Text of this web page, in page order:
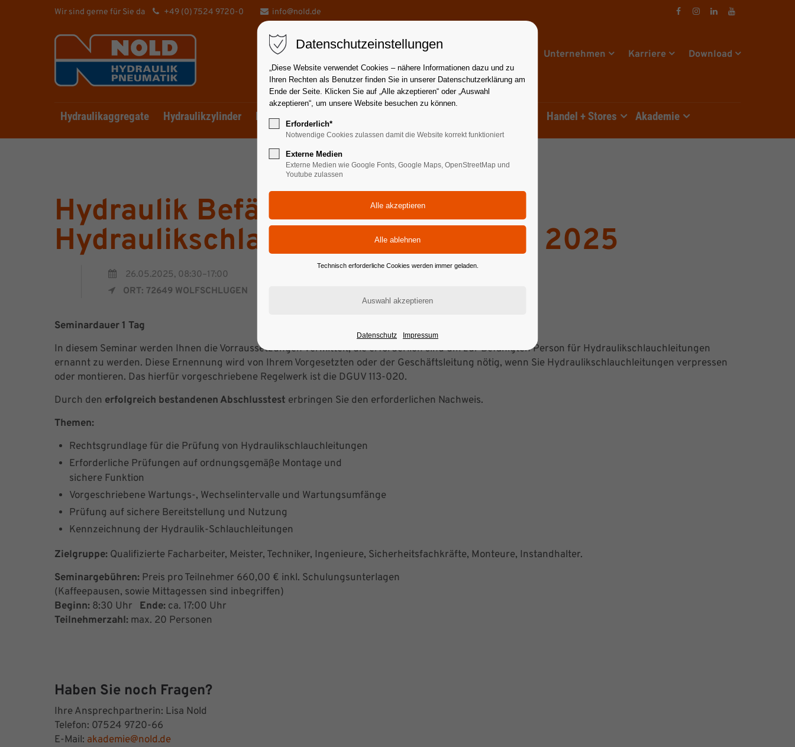
Wir sind gerne für Sie da +49 (0) 7524 9720-0 info@nold.de
Hydraulikaggregate Hydraulikzylinder Hydraulikrohre Handel + Stores Akademie
Unternehmen Karriere Download
Hydraulik Befähigte Person
Hydraulikschlauchleitung | 26. Mai 2025
26.05.2025, 08:30–17:00
ORT: 72649 WOLFSCHLUGEN
Seminardauer 1 Tag
In diesem Seminar werden Ihnen die Vorraussetzungen vermittelt, die erforderlich sind um zur Befähigten Person für Hydraulikschlauch­leitungen
ernannt zu werden. Diese Ernennung wird von Ihrem Vorgesetzten oder der Geschäftsleitung nötig, wenn Sie Hydraulikschlauch­leitungen verpressen
oder montieren. Das hierfür vorgeschriebene Regelwerk ist die DGUV 113-020.
Durch den erfolgreich bestandenen Abschlusstest erbringen Sie den erforderlichen Nachweis.
Themen:
Rechtsgrundlage für die Prüfung von Hydraulikschlauchleitungen
Erforderliche Prüfungen auf ordnungsgemäße Montage und
sichere Funktion
Vorgeschriebene Wartungs-, Wechselintervalle und ­Wartungs­umfänge
Prüfung auf sichere Bereitstellung und Nutzung
Kennzeichnung der Hydraulik-Schlauchleitungen
Zielgruppe: Qualifizierte Facharbeiter, Meister, Techniker, Ingenieure, Sicherheitsfachkräfte, Monteure, Instandhalter.
Seminargebühren: Preis pro Teilnehmer 660,00 € inkl. Schulungsunterlagen
(Kaffeepausen, sowie Mittagessen sind inbegriffen)
Beginn: 8:30 Uhr Ende: ca. 17:00 Uhr
Teilnehmerzahl: max. 20 Personen
Haben Sie noch Fragen?
Ihre Ansprechpartnerin: Lisa Nold
Telefon: 07524 9720-66
E-Mail: akademie@nold.de
Datenschutzeinstellungen
„Diese Website verwendet Cookies – nähere Informationen dazu und zu
Ihren Rechten als Benutzer finden Sie in unserer Datenschutzerklärung am
Ende der Seite. Klicken Sie auf „Alle akzeptieren“ oder „Auswahl
akzeptieren“, um unsere Website besuchen zu können.
Erforderlich*
Notwendige Cookies zulassen damit die Website korrekt funktioniert
Externe Medien
Externe Medien wie Google Fonts, Google Maps, OpenStreetMap und
Youtube zulassen
Technisch erforderliche Cookies werden immer geladen.
Datenschutz Impressum